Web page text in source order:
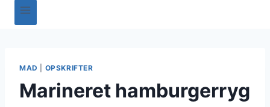
MAD OPSKRIFTER
Marineret hamburgerryg